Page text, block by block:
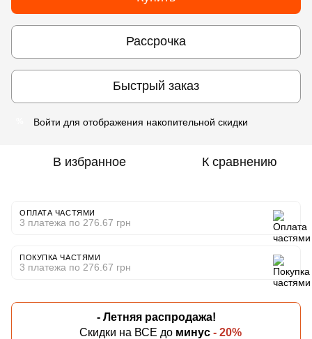
Рассрочка
Быстрый заказ
Войти для отображения накопительной скидки
В избранное К сравнению
ОПЛАТА ЧАСТЯМИ
3 платежа по 276.67 грн
ПОКУПКА ЧАСТЯМИ
3 платежа по 276.67 грн
- Летняя распродажа!
Скидки на ВСЕ до минус - 20%